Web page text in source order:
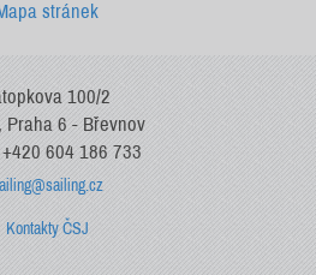
stránek
100/2
Praha 6 - Břevnov
604 186 733
Kontakty ČSJ